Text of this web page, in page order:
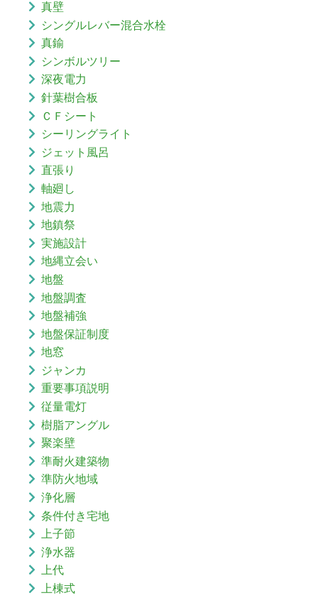
真壁
シングルレバー混合水栓
真鍮
シンボルツリー
深夜電力
針葉樹合板
ＣＦシート
シーリングライト
ジェット風呂
直張り
軸廻し
地震力
地鎮祭
実施設計
地縄立会い
地盤
地盤調査
地盤補強
地盤保証制度
地窓
ジャンカ
重要事項説明
従量電灯
樹脂アングル
聚楽壁
準耐火建築物
準防火地域
浄化層
条件付き宅地
上子節
浄水器
上代
上棟式